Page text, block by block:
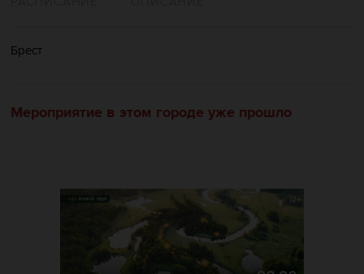
Брест
Мероприятие в этом городе уже прошло